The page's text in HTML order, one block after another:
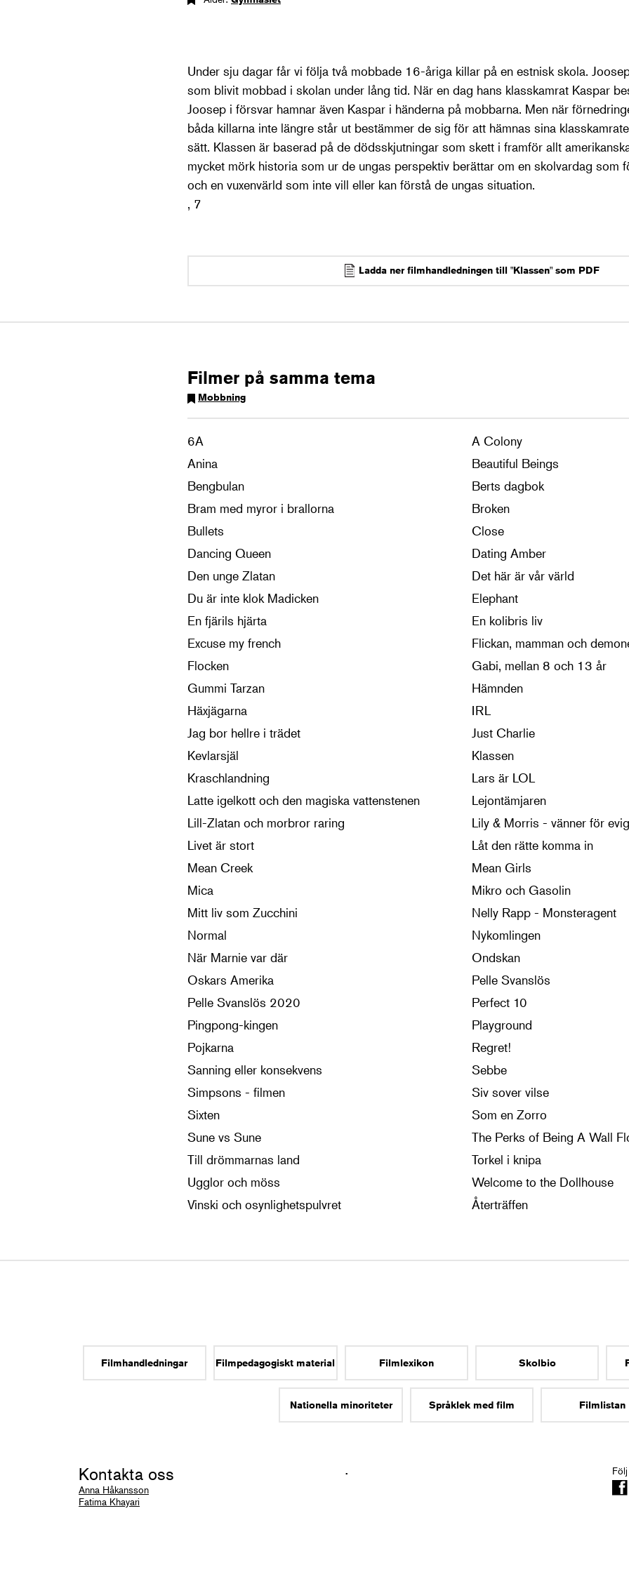
Under sju dagar får vi följa två mobbade 16-åriga killar på en estnisk skola.
som blivit mobbad i skolan under lång tid. När en dag hans klasskamrat Kaspar
Joosep i försvar hamnar även Kaspar i händerna på mobbarna. Men när
båda killarna inte längre står ut bestämmer de sig för att hämnas sina
sätt. Klassen är baserad på de dödsskjutningar som skett i framför allt
mycket mörk historia som ur de ungas perspektiv berättar om en skolvardag som
och en vuxenvärld som inte vill eller kan förstå de ungas situation.
, 7
Ladda ner filmhandledningen till "Klassen" som PDF
Filmer på samma tema
Mobbning
6A
A Colony
Anina
Beautiful Beings
Bengbulan
Berts dagbok
Bram med myror i brallorna
Broken
Bullets
Close
Dancing Queen
Dating Amber
Den unge Zlatan
Det här är vår värld
Du är inte klok Madicken
Elephant
En fjärils hjärta
En kolibris liv
Excuse my french
Flickan, mamman och
Flocken
Gabi, mellan 8 och 13 år
Gummi Tarzan
Hämnden
Häxjägarna
IRL
Jag bor hellre i trädet
Just Charlie
Kevlarsjäl
Klassen
Kraschlandning
Lars är LOL
Latte igelkott och den magiska vattenstenen
Lejontämjaren
Lill-Zlatan och morbror raring
Lily & Morris - vänner för
Livet är stort
Låt den rätte komma in
Mean Creek
Mean Girls
Mica
Mikro och Gasolin
Mitt liv som Zucchini
Nelly Rapp - Monsteragent
Normal
Nykomlingen
När Marnie var där
Ondskan
Oskars Amerika
Pelle Svanslös
Pelle Svanslös 2020
Perfect 10
Pingpong-kingen
Playground
Pojkarna
Regret!
Sanning eller konsekvens
Sebbe
Simpsons - filmen
Siv sover vilse
Sixten
Som en Zorro
Sune vs Sune
The Perks of Being A Wall
Till drömmarnas land
Torkel i knipa
Ugglor och möss
Welcome to the Dollhouse
Vinski och osynlighetspulvret
Återträffen
Filmhandledningar Filmpedagogiskt material Filmlexikon Skolbio
Nationella minoriteter Språklek med film Filmlistan
Kontakta oss
Anna Håkansson
Fatima Khayari
.